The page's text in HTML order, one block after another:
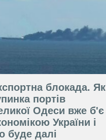
блокада. Як
портів
Одеси вже б'є
України і
буде далі